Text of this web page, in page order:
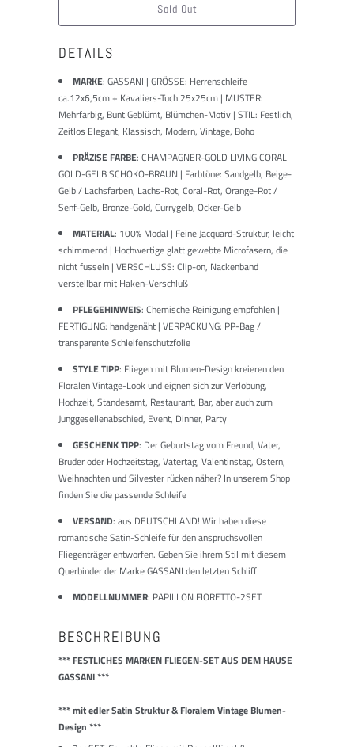
Sold Out
DETAILS
MARKE: GASSANI | GRÖSSE: Herrenschleife
ca.12x6,5cm + Kavaliers-Tuch 25x25cm | MUSTER:
Mehrfarbig, Bunt Geblümt, Blümchen-Motiv | STIL: Festlich,
Zeitlos Elegant, Klassisch, Modern, Vintage, Boho
PRÄZISE FARBE: CHAMPAGNER-GOLD LIVING CORAL
GOLD-GELB SCHOKO-BRAUN | Farbtöne: Sandgelb, Beige-
Gelb / Lachsfarben, Lachs-Rot, Coral-Rot, Orange-Rot /
Senf-Gelb, Bronze-Gold, Currygelb, Ocker-Gelb
MATERIAL: 100% Modal | Feine Jacquard-Struktur, leicht
schimmernd | Hochwertige glatt gewebte Microfasern, die
nicht fusseln | VERSCHLUSS: Clip-on, Nackenband
verstellbar mit Haken-Verschluß
PFLEGEHINWEIS: Chemische Reinigung empfohlen |
FERTIGUNG: handgenäht | VERPACKUNG: PP-Bag /
transparente Schleifenschutzfolie
STYLE TIPP: Fliegen mit Blumen-Design kreieren den
Floralen Vintage-Look und eignen sich zur Verlobung,
Hochzeit, Standesamt, Restaurant, Bar, aber auch zum
Junggesellenabschied, Event, Dinner, Party
GESCHENK TIPP: Der Geburtstag vom Freund, Vater,
Bruder oder Hochzeitstag, Vatertag, Valentinstag, Ostern,
Weihnachten und Silvester rücken näher? In unserem Shop
finden Sie die passende Schleife
VERSAND: aus DEUTSCHLAND! Wir haben diese
romantische Satin-Schleife für den anspruchsvollen
Fliegenträger entworfen. Geben Sie ihrem Stil mit diesem
Querbinder der Marke GASSANI den letzten Schliff
MODELLNUMMER: PAPILLON FIORETTO-2SET
BESCHREIBUNG
*** FESTLICHES MARKEN FLIEGEN-SET AUS DEM HAUSE
GASSANI ***
*** mit edler Satin Struktur & Floralem Vintage Blumen-
Design ***